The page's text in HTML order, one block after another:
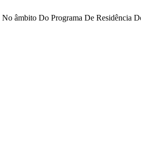
âmbito Do Programa De Residência